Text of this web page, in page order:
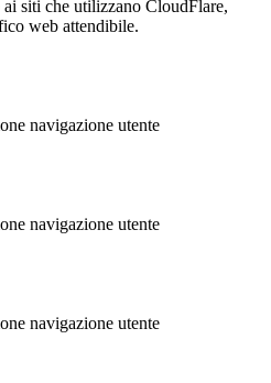
ai siti che utilizzano CloudFlare,
web attendibile.
navigazione utente
navigazione utente
navigazione utente